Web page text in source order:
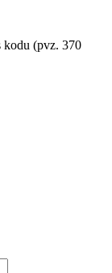
kodu (pvz. 370